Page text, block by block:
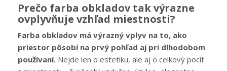
Prečo farba obkladov tak výrazne
ovplyvňuje vzhľad miestnosti?
Farba obkladov má výrazný vplyv na to, ako
priestor pôsobí na prvý pohľad aj pri dlhodobom
používaní. Nejde len o estetiku, ale aj o celkový pocit